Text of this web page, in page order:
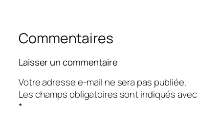
Commentaires
Laisser un commentaire
Votre adresse e-mail ne sera pas publiée.
Les champs obligatoires sont indiqués avec
*